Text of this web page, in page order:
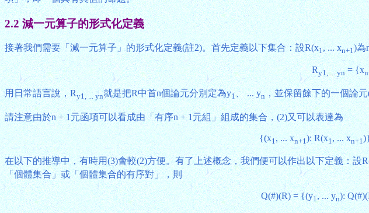
2.2 減一元算子的形式化定義
接著我們需要「減一元算子」的形式化定義(註2)。首先定義以下集合：設R(x1, ... xn+1)為
Ry1, ... yn= {x
用日常語言說，Ry1, ... yn就是把R中首n個論元分別定為y1、 ... yn，並保留餘下的一個論
請注意由於n + 1元函項可以看成由「有序n + 1元組」組成的集合，(2)又可以表達為
{(x1, ... xn+1): R(x1, ... xn+1
在以下的推導中，有時用(3)會較(2)方便。有了上述概念，我們便可以作出以下定義：設
「個體集合」或「個體集合的有序對」，則
Q(#)(R) = {(y1, ... yn):